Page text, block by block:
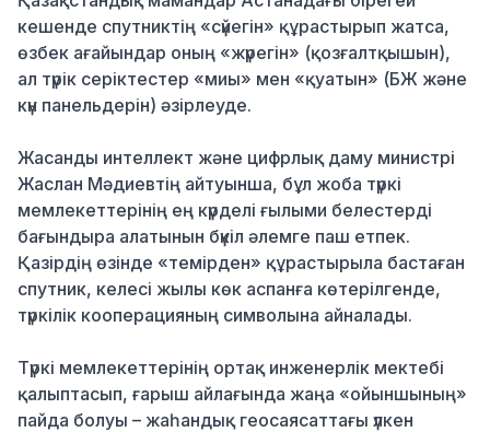
кешенде спутниктің «сүйегін» құрастырып жатса,
өзбек ағайындар оның «жүрегін» (қозғалтқышын),
ал түрік серіктестер «миы» мен «қуатын» (БЖ және
күн панельдерін) әзірлеуде.
Жасанды интеллект және цифрлық даму министрі
Жаслан Мәдиевтің айтуынша, бұл жоба түркі
мемлекеттерінің ең күрделі ғылыми белестерді
бағындыра алатынын бүкіл әлемге паш етпек.
Қазірдің өзінде «темірден» құрастырыла бастаған
спутник, келесі жылы көк аспанға көтерілгенде,
түркілік кооперацияның символына айналады.
Түркі мемлекеттерінің ортақ инженерлік мектебі
қалыптасып, ғарыш айлағында жаңа «ойыншының»
пайда болуы – жаһандық геосаясаттағы үлкен